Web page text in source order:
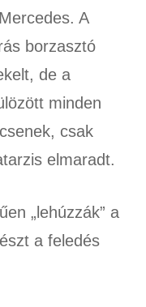
A
borzasztó
de a
minden
csak
elmaradt.
„lehúzzák” a
a feledés